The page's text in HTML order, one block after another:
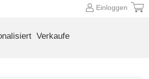
Einloggen
Verkaufe